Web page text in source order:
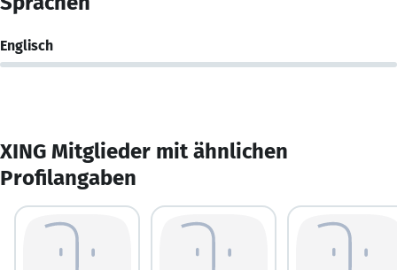
Englisch
XING Mitglieder mit ähnlichen
Profilangaben